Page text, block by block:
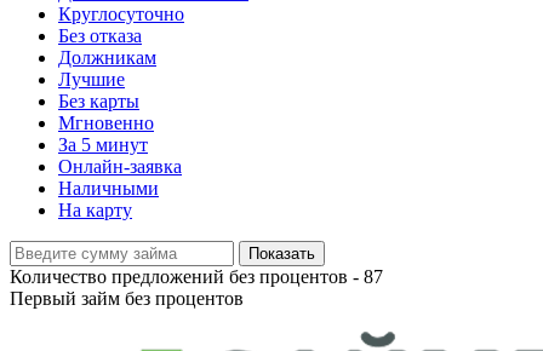
Круглосуточно
Без отказа
Должникам
Лучшие
Без карты
Мгновенно
За 5 минут
Онлайн-заявка
Наличными
На карту
Показать
Количество предложений без процентов - 87
Первый займ без процентов